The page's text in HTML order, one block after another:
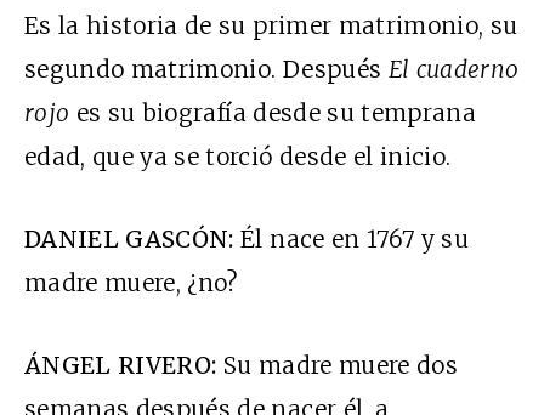
Es la historia de su primer matrimonio, su
segundo matrimonio. Después El cuaderno
rojo es su biografía desde su temprana
edad, que ya se torció desde el inicio.
DANIEL GASCÓN: Él nace en 1767 y su
madre muere, ¿no?
ÁNGEL RIVERO: Su madre muere dos
semanas después de nacer él, a